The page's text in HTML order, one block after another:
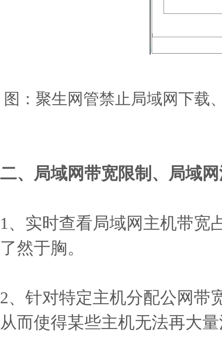
图：聚生网管禁止局域网下载
二、局域网带宽限制、局域
1、实时查看局域网主机带宽
了然于胸。
2、针对特定主机分配公网带
从而使得某些主机无法再大